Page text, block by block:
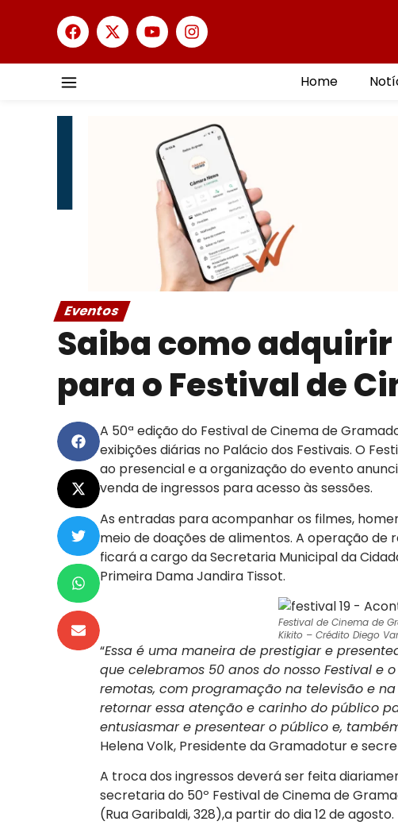
Home
Eventos
Saiba como
para o Festival de
A 50ª edição do Festival de Cinema de
exibições diárias no Palácio dos Festivais. O
ao presencial e a organização do evento
venda de ingressos para acesso às sessões.
As entradas para acompanhar os filmes,
meio de doações de alimentos. A operação de
ficará a cargo da Secretaria Municipal da
Primeira Dama Jandira Tissot.
Festival de Cinema de
Kikito – Crédito Diego
“Essa é uma maneira de prestigiar e
que celebramos 50 anos do nosso Festival e
remotas, com programação na televisão e
retornar essa atenção e carinho do público
entusiasmar e presentear o público e,
Helena Volk, Presidente da Gramadotur e
A troca dos ingressos deverá ser feita
secretaria do 50º Festival de Cinema de
(Rua Garibaldi, 328),a partir do dia 12 de agosto.